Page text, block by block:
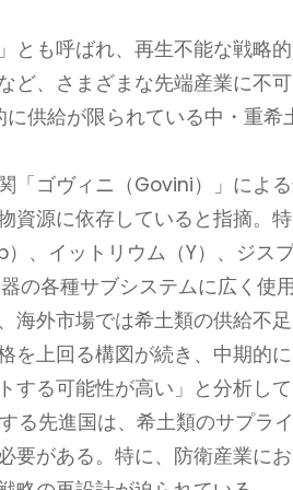
とも呼ばれ、再生不能な戦略
ど、さまざまな先端産業に不
供給が限られている中・重
「ゴヴィニ（Govini）」によ
資源に依存していると指摘。
、イットリウム（Y）、ジス
の各種サブシステムに広く使
海外市場では希土類の供給不
を上回る構図が続き、中期的
する可能性が高い」と分析して
る先進国は、希土類のサプラ
要がある。特に、防衛産業に